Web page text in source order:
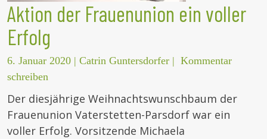
Aktion der Frauenunion ein voller
Erfolg
6. Januar 2020 | Catrin Guntersdorfer | Kommentar
schreiben
Der diesjährige Weihnachtswunschbaum der
Frauenunion Vaterstetten-Parsdorf war ein
voller Erfolg. Vorsitzende Michaela